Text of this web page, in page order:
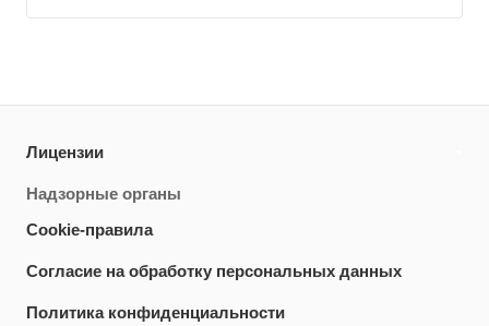
Лицензии
Надзорные органы
Cookie-правила
Согласие на обработку персональных данных
Политика конфиденциальности